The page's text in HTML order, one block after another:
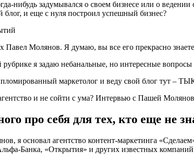
нибудь задумывался о своем бизнесе или о
блог, и еще с нуля построил успешный бизнес?
Павел Молянов. Я думаю, вы все его прекрасно
я задаю небанальные, но интересные
маркетолог и веду свой блог тут –
про себя для тех, кто еще не
я основал агентство контент-маркетинга
Банка, «Открытия» и других известных